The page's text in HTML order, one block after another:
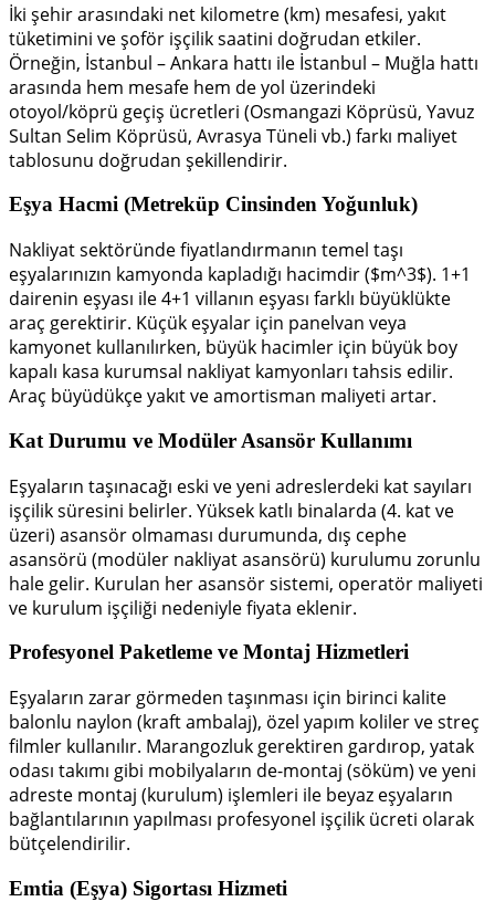
İki şehir arasındaki net kilometre (km) mesafesi, yakıt
tüketimini ve şoför işçilik saatini doğrudan etkiler.
Örneğin, İstanbul – Ankara hattı ile İstanbul – Muğla hattı
arasında hem mesafe hem de yol üzerindeki
otoyol/köprü geçiş ücretleri (Osmangazi Köprüsü, Yavuz
Sultan Selim Köprüsü, Avrasya Tüneli vb.) farkı maliyet
tablosunu doğrudan şekillendirir.
Eşya Hacmi (Metreküp Cinsinden Yoğunluk)
Nakliyat sektöründe fiyatlandırmanın temel taşı
eşyalarınızın kamyonda kapladığı hacimdir ($m^3$). 1+1
dairenin eşyası ile 4+1 villanın eşyası farklı büyüklükte
araç gerektirir. Küçük eşyalar için panelvan veya
kamyonet kullanılırken, büyük hacimler için büyük boy
kapalı kasa kurumsal nakliyat kamyonları tahsis edilir.
Araç büyüdükçe yakıt ve amortisman maliyeti artar.
Kat Durumu ve Modüler Asansör Kullanımı
Eşyaların taşınacağı eski ve yeni adreslerdeki kat sayıları
işçilik süresini belirler. Yüksek katlı binalarda (4. kat ve
üzeri) asansör olmaması durumunda, dış cephe
asansörü (modüler nakliyat asansörü) kurulumu zorunlu
hale gelir. Kurulan her asansör sistemi, operatör maliyeti
ve kurulum işçiliği nedeniyle fiyata eklenir.
Profesyonel Paketleme ve Montaj Hizmetleri
Eşyaların zarar görmeden taşınması için birinci kalite
balonlu naylon (kraft ambalaj), özel yapım koliler ve streç
filmler kullanılır. Marangozluk gerektiren gardırop, yatak
odası takımı gibi mobilyaların de-montaj (söküm) ve yeni
adreste montaj (kurulum) işlemleri ile beyaz eşyaların
bağlantılarının yapılması profesyonel işçilik ücreti olarak
bütçelendirilir.
Emtia (Eşya) Sigortası Hizmeti